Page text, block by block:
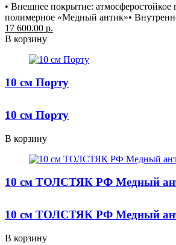
• Внешнее покрытие: атмосферостойкое
полимерное «Медный антик»•
17 600.00 р.
В корзину
10 см Порту
10 см Порту
В корзину
10 см ТОЛСТЯК РФ Медный
10 см ТОЛСТЯК РФ Медный
В корзину